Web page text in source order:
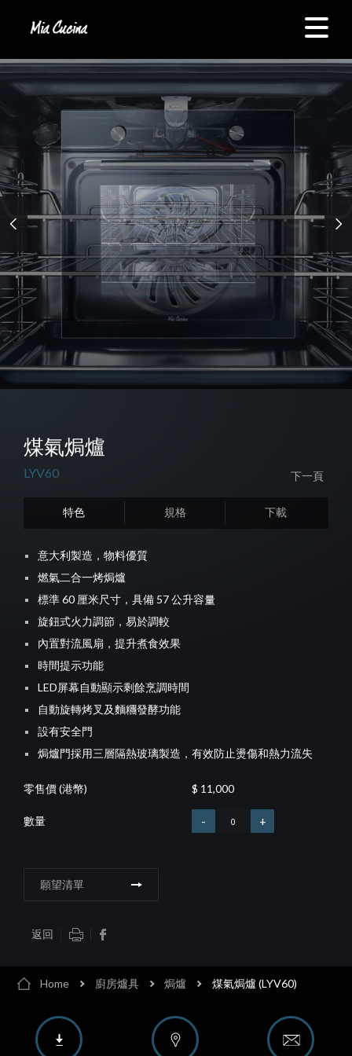
下一頁
煤氣焗爐
LYV60
特色 規格 下載
意大利製造，物料優質
燃氣二合一烤焗爐
標準 60 厘米尺寸，具備 57公升容量
旋鈕式火力調節，易於調較
內置對流風扇，提升煮食效果
時間提示功能
LED屏幕自動顯示剩餘烹調時間
自動旋轉烤叉及麵糰發酵功能
設有安全門
焗爐門採用三層隔熱玻璃製造，有效防止燙傷和熱力流失
零售價 (港幣) $ 11,000
數量 - +
願望清單
返回
Home 廚房爐具 焗爐 煤氣焗爐 (LYV60)